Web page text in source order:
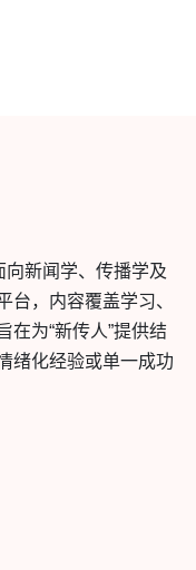
新闻学、传播学及
台，内容覆盖学习、
在为“新传人”提供结
绪化经验或单一成功